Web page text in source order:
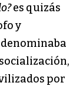
es quizás
y
por